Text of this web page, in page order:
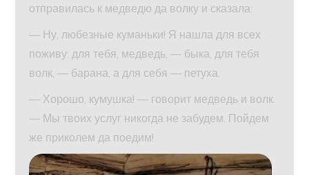
отправилась к медведю да волку и сказала:
— Ну, любезные куманьки! Я нашла для всех
поживу: для тебя, медведь, — быка, для тебя
волк, — барана, а для себя — петуха.
— Хорошо, кумушка! — говорит медведь и волк.
— Мы твоих услуг никогда не забудем. Пойдем
же приколем да поедим!